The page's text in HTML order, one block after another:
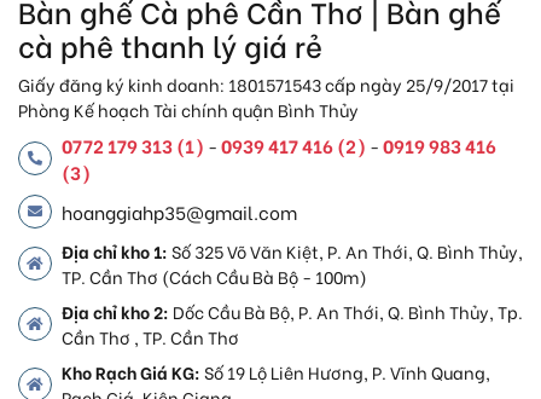
Bàn ghế Cà phê Cần Thơ | Bàn ghế
cà phê thanh lý giá rẻ
Giấy đăng ký kinh doanh: 1801571543 cấp ngày 25/9/2017 tại
Phòng Kế hoạch Tài chính quận Bình Thủy
0772 179 313 (1) -0939 417 416 (2) -0919 983 416
(3)
hoanggiahp35@gmail.com
Địa chỉ kho 1:Số 325 Võ Văn Kiệt, P. An Thới, Q. Bình Thủy,
TP. Cần Thơ (Cách Cầu Bà Bộ - 100m)
Địa chỉ kho 2: Dốc Cầu Bà Bộ, P. An Thới, Q. Bình Thủy, Tp.
Cần Thơ , TP. Cần Thơ
Kho Rạch Giá KG:Số 19 Lộ Liên Hương, P. Vĩnh Quang,